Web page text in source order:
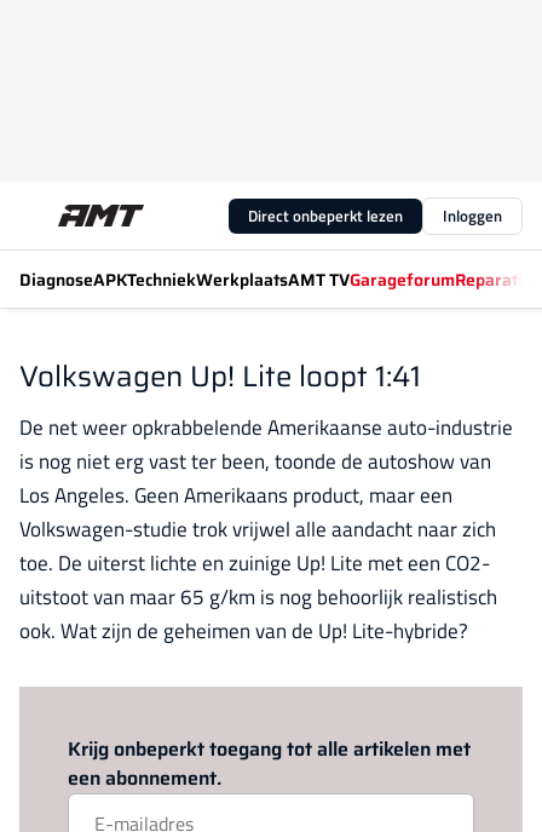
Direct onbeperkt lezen Inloggen
DiagnoseAPKTechniekWerkplaatsAMT TVGarageforum
Volkswagen Up! Lite loopt 1:41
De net weer opkrabbelende Amerikaanse auto-industrie
is nog niet erg vast ter been, toonde de autoshow van
Los Angeles. Geen Amerikaans product, maar een
Volkswagen-studie trok vrijwel alle aandacht naar zich
toe. De uiterst lichte en zuinige Up! Lite met een CO2-
uitstoot van maar 65 g/km is nog behoorlijk realistisch
ook. Wat zijn de geheimen van de Up! Lite-hybride?
Krijg onbeperkt toegang tot alle artikelen met
een abonnement.